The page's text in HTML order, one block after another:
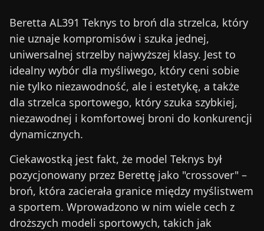
Beretta AL391 Teknys to broń dla strzelca, który
nie uznaje kompromisów i szuka jednej,
uniwersalnej strzelby najwyższej klasy. Jest to
idealny wybór dla myśliwego, który ceni sobie
nie tylko niezawodność, ale i estetykę, a także
dla strzelca sportowego, który szuka szybkiej,
niezawodnej i komfortowej broni do konkurencji
dynamicznych.
Ciekawostką jest fakt, że model Teknys był
pozycjonowany przez Berettę jako "crossover" –
broń, która zacierała granice między myślistwem
a sportem. Wprowadzono w nim wiele cech z
droższych modeli sportowych, takich jak